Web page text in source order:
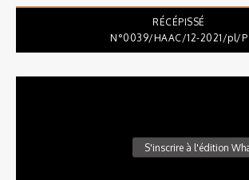
RÉCÉPISSÉ
N°0039/HAAC/12-2021/pl/P